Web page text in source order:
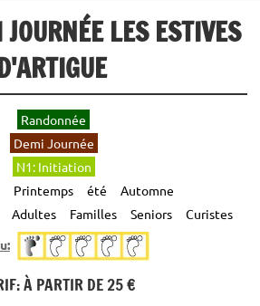
LES ESTIVES
Randonnée
Demi Journée
N1: Initiation
Printemps été
Automne
Adultes Familles Seniors
Curistes
À PARTIR DE 25 €